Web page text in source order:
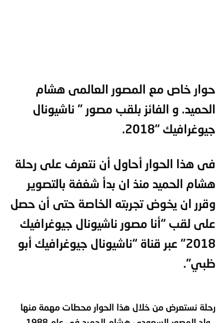
حوار خاص مع المصور العالمى هشام
الحميد. و الفائز بلقب مصور ” ناشيونال
جيوغرافيك “2018.
فى هذا الحوار أحاول أن نتعرف على رحلة
هشام الحميد منذ ان بدأ شغفة بالتصوير
وقرر ان يخوض تجربته الخاصة حتى أن حصل
على لقب “أنا مصور ناشيونال جيوغرافيك
2018” عبر قناة “ناشيونال جيوغرافيك أبو
ظبي”.
رحلة نستعرض من خلال هذا الحوار محطات مهمة منها